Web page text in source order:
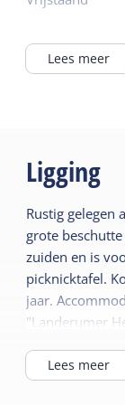
In het duingebied
Algemeen
Slaapkamer
grond
Centrale
Wifi privé
Lees meer
Ligging
Rustig gelegen
grote
zuiden en is
picknicktafel.
jaar.
"Landerumer
winkels en
strand
Lees meer